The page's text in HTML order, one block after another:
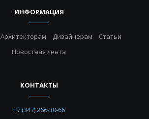
ИНФОРМАЦИЯ
Архитекторам Дизайнерам
Статьи
Новостная лента
КОНТАКТЫ
+7 (347) 266-30-66